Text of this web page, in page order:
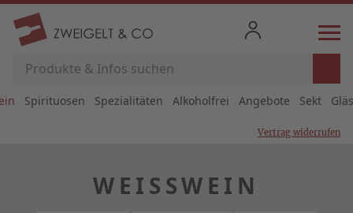
Spirituosen Spezialitäten Alkoholfrei Angebote Sekt
Vertrag widerrufen
WEISSWEIN